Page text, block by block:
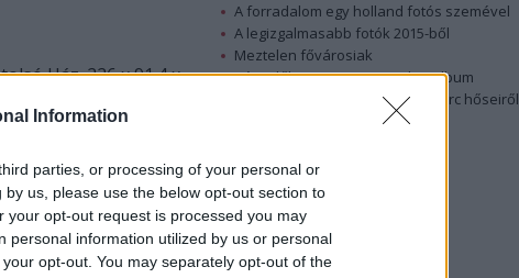
Information
parties, or processing of your personal or
us, please use the below opt-out section to
opt-out request is processed you may
personal information utilized by us or personal
opt-out. You may separately opt-out of the
Ház. 226 x 91.4 x
villanyt
A forradalom egy holland fotós szemével
A legizgalmasabb fotók 2015-ből
Meztelen fővárosiak
Készülőben a nagy meztelen album
Nézd meg a 48-as szabadságharc hőseiről
Hírlevél feliratkozás